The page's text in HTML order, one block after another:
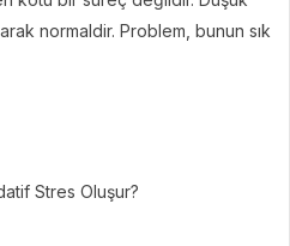
normaldir. Problem, bunun sık
Stres Oluşur?